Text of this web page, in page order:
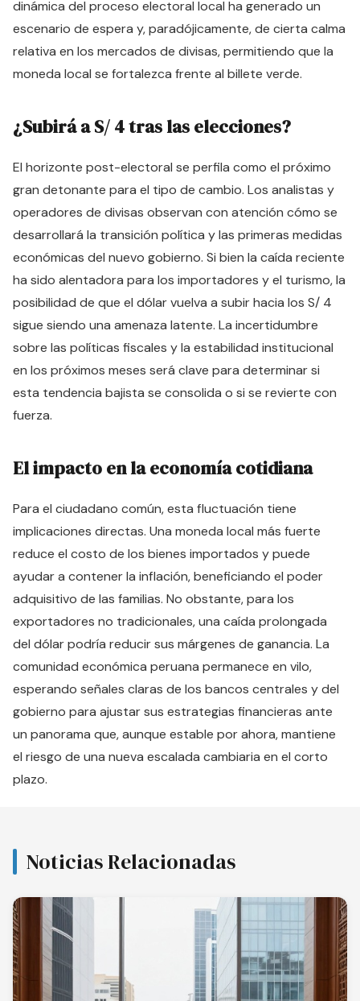
dinámica del proceso electoral local ha generado un
escenario de espera y, paradójicamente, de cierta calma
relativa en los mercados de divisas, permitiendo que la
moneda local se fortalezca frente al billete verde.
¿Subirá a S/ 4 tras las elecciones?
El horizonte post-electoral se perfila como el próximo
gran detonante para el tipo de cambio. Los analistas y
operadores de divisas observan con atención cómo se
desarrollará la transición política y las primeras medidas
económicas del nuevo gobierno. Si bien la caída reciente
ha sido alentadora para los importadores y el turismo, la
posibilidad de que el dólar vuelva a subir hacia los S/ 4
sigue siendo una amenaza latente. La incertidumbre
sobre las políticas fiscales y la estabilidad institucional
en los próximos meses será clave para determinar si
esta tendencia bajista se consolida o si se revierte con
fuerza.
El impacto en la economía cotidiana
Para el ciudadano común, esta fluctuación tiene
implicaciones directas. Una moneda local más fuerte
reduce el costo de los bienes importados y puede
ayudar a contener la inflación, beneficiando el poder
adquisitivo de las familias. No obstante, para los
exportadores no tradicionales, una caída prolongada
del dólar podría reducir sus márgenes de ganancia. La
comunidad económica peruana permanece en vilo,
esperando señales claras de los bancos centrales y del
gobierno para ajustar sus estrategias financieras ante
un panorama que, aunque estable por ahora, mantiene
el riesgo de una nueva escalada cambiaria en el corto
plazo.
Noticias Relacionadas